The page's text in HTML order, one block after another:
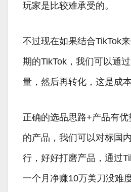
玩家是比较难承受的。
不过现在如果结合TikTok
期的TikTok，我们可以通
量，然后再转化，这是成
正确的选品思路+产品有
的产品，我们可以对标国
行，好好打磨产品，通过
一个月净赚10万美刀没难度